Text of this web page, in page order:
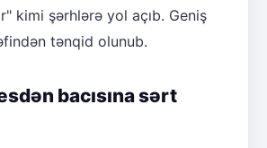
kimi şərhlərə yol açıb. Geniş
tənqid olunub.
bacısına sərt